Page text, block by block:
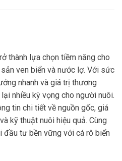
thành lựa chọn tiềm năng cho
ven biển và nước lợ. Với sức
nhanh và giá trị thương
nhiều kỳ vọng cho người nuôi.
tin chi tiết về nguồn gốc, giá
kỹ thuật nuôi hiệu quả. Cùng
đầu tư bền vững với cá rô biển